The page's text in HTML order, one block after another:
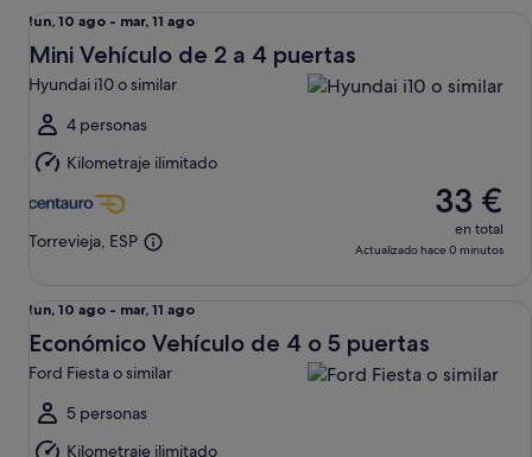
Del
lun,
10
ago
al
mar,
11
ago
lun, 10 ago - mar, 11 ago
Mini Vehículo de 2 a 4 puertas
Hyundai i10 o similar
4 personas
Kilometraje ilimitado
Torrevieja, ESP
33 €
en total
Actualizado hace 0 minutos
Del
lun,
10
ago
al
mar,
lun, 10 ago - mar, 11 ago
Económico Vehículo de 4 o 5 puertas
Ford Fiesta o similar
5 personas
Kilometraje ilimitado